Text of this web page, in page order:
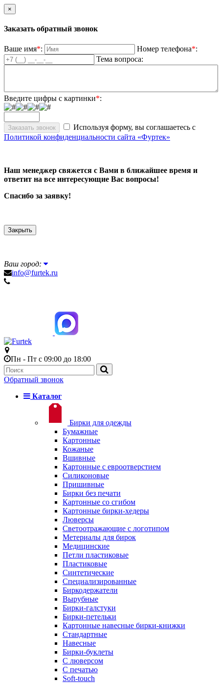
×
Заказать обратный звонок
Ваше имя*: Номер телефона*:
Тема вопроса:
Введите цифры с картинки*:
Используя форму, вы соглашаетесь с
Политикой конфиденциальности сайта «Фуртек»
Наш менеджер свяжется с Вами в ближайшее время и
ответит на все интересующие Вас вопросы!
Спасибо за заявку!
Закрыть
Ваш город:
info@furtek.ru
Пн - Пт с 09:00 до 18:00
Обратный звонок
Каталог
Бирки для одежды
Бумажные
Картонные
Кожаные
Вшивные
Картонные с евроотверстием
Силиконовые
Пришивные
Бирки без печати
Картонные со сгибом
Картонные бирки-хедеры
Люверсы
Светоотражающие с логотипом
Метериалы для бирок
Медицинские
Петли пластиковые
Пластиковые
Синтетические
Специализированные
Биркодержатели
Вырубные
Бирки-галстуки
Бирки-петельки
Картонные навесные бирки-книжки
Стандартные
Навесные
Бирки-буклеты
С люверсом
С печатью
Soft-touch